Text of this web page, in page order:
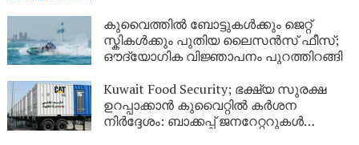
യുഎഇയിലെ തെരുവിൽ; ‘വാപ്പയെ
കാണണം’ എന്ന് കണ്ണീരോടെ മകൾ
കുവൈത്തിൽ ബോട്ടുകൾക്കും ജെറ്റ്
സ്കികൾക്കും പുതിയ ലൈസൻസ് ഫീസ്;
ഔദ്യോഗിക വിജ്ഞാപനം പുറത്തിറങ്ങി
Kuwait Food Security; ഭക്ഷ്യ സുരക്ഷ
ഉറപ്പാക്കാൻ കുവൈറ്റിൽ കർശന
നിർദ്ദേശം: ബാക്കപ്പ് ജനറേറ്ററുകൾ